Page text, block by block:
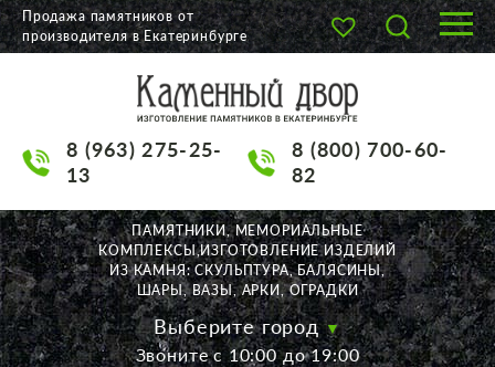
О КОМПАНИИ
НАШИ РАБОТЫ
АКЦИИ
ДОСТАВКА
КОНТАКТЫ
Продажа памятников от
производителя в Екатеринбурге
8 (963) 275-25-
13
8 (800) 700-60-
82
ПАМЯТНИКИ, МЕМОРИАЛЬНЫЕ
КОМПЛЕКСЫ,ИЗГОТОВЛЕНИЕ ИЗДЕЛИЙ
ИЗ КАМНЯ: СКУЛЬПТУРА, БАЛЯСИНЫ,
ШАРЫ, ВАЗЫ, АРКИ, ОГРАДКИ
Выберите город
Звоните с 10:00 до 19:00